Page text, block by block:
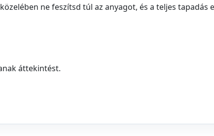
ne feszítsd túl az anyagot, és a teljes tapadás
áttekintést.